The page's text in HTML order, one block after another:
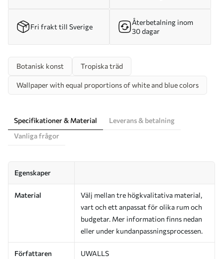
Fri frakt till Sverige
Återbetalning inom
30 dagar
Botanisk konst Tropiska träd
Wallpaper with equal proportions of white and blue colors
Specifikationer & Material
Leverans & betalning
Vanliga frågor
Egenskaper
Material
Välj mellan tre högkvalitativa material,
vart och ett anpassat för olika rum och
budgetar. Mer information finns nedan
eller under kundanpassningsprocessen.
Författaren UWALLS